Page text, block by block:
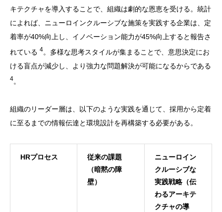
キテクチャを導入することで、組織は劇的な恩恵を受ける。統計
によれば、ニューロインクルーシブな施策を実践する企業は、定
着率が40%向上し、イノベーション能力が45%向上すると報告さ
れている 4。多様な思考スタイルが集まることで、意思決定にお
ける盲点が減少し、より強力な問題解決が可能になるからである
4。
組織のリーダー層は、以下のような実践を通じて、採用から定着
に至るまでの情報伝達と環境設計を再構築する必要がある。
HRプロセス
従来の課題
（暗黙の障
壁）
ニューロイン
クルーシブな
実践戦略（伝
わるアーキテ
クチャの導